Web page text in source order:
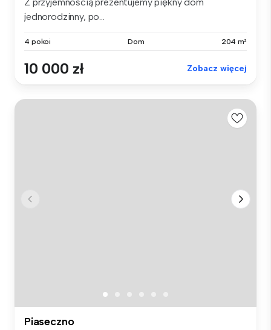
jednorodzinny, po...
4 pokoi Dom 204 m²
10 000 zł Zobacz więcej
Piaseczno